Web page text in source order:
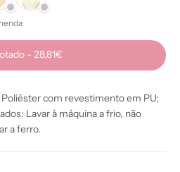
- 28,81€
com revestimento em PU;
Lavar à máquina a frio, não
a ferro.